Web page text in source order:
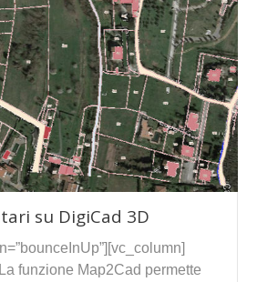
su DigiCad 3D
funzione Map2Cad permette